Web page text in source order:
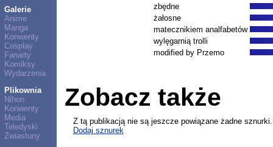
Galerie
Anime
Manga
Konwenty
Cosplay
Fanarty
Komiksy
Wydarzenia
Plikownia
Nihon
Konwenty
Media
Teledyski
Zwiastuny
zbędne
żałosne
matecznikiem analfabetów
wylęgarnią trolli
modified by Przemo
Zobacz także
Z tą publikacją nie są jeszcze powiązane żadne sznurki.
Dodaj sznurek